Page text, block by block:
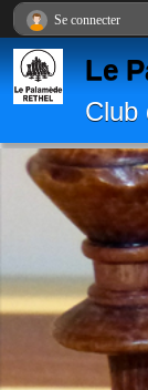
Le
Club
Se connecter
Panneau de